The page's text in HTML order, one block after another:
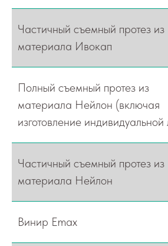
Частичный съемный протез из
материала Ивокап
Полный съемный протез из
материала Нейлон (включая
изготовление
Частичный съемный протез из
материала Нейлон
Винир Emax